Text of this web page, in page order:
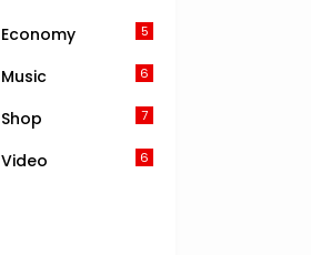
Economy 5
Music 6
Shop 7
Video 6